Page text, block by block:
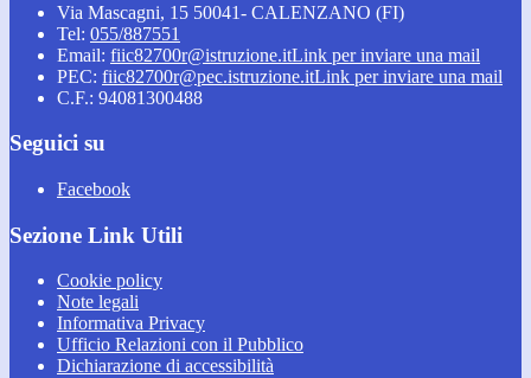
Via Mascagni, 15 50041- CALENZANO (FI)
Tel: 055/887551
Email: fiic82700r@istruzione.itLink per inviare una mail
PEC: fiic82700r@pec.istruzione.itLink per inviare una mail
C.F.: 94081300488
Seguici su
Facebook
Sezione Link Utili
Cookie policy
Note legali
Informativa Privacy
Ufficio Relazioni con il Pubblico
Dichiarazione di accessibilità